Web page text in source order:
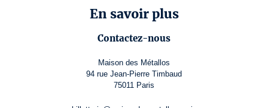
En savoir plus
Contactez-nous
Maison des Métallos
94 rue Jean-Pierre Timbaud
75011 Paris